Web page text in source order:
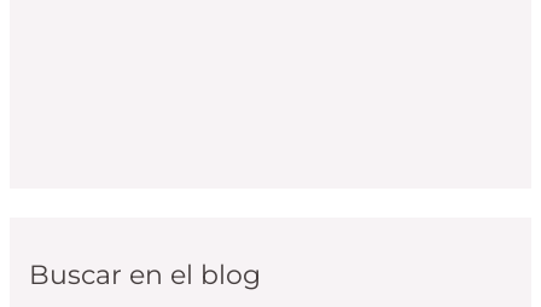
Buscar en el blog